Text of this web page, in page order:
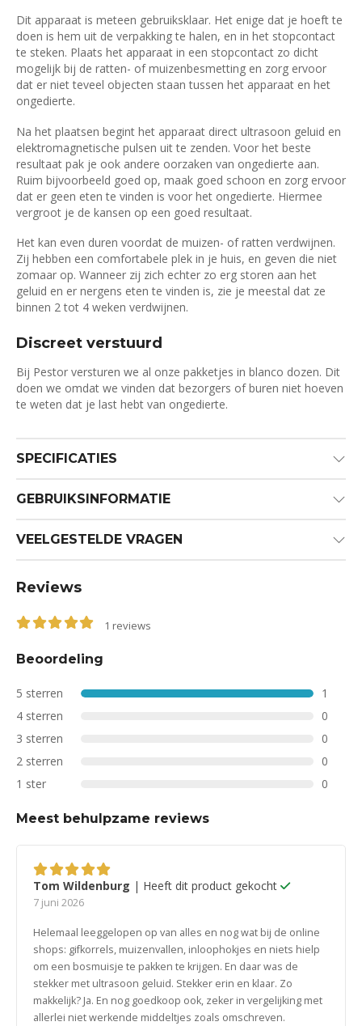
Dit apparaat is meteen gebruiksklaar. Het enige dat je hoeft te
doen is hem uit de verpakking te halen, en in het stopcontact
te steken. Plaats het apparaat in een stopcontact zo dicht
mogelijk bij de ratten- of muizenbesmetting en zorg ervoor
dat er niet teveel objecten staan tussen het apparaat en het
ongedierte.
Na het plaatsen begint het apparaat direct ultrasoon geluid en
elektromagnetische pulsen uit te zenden. Voor het beste
resultaat pak je ook andere oorzaken van ongedierte aan.
Ruim bijvoorbeeld goed op, maak goed schoon en zorg ervoor
dat er geen eten te vinden is voor het ongedierte. Hiermee
vergroot je de kansen op een goed resultaat.
Het kan even duren voordat de muizen- of ratten verdwijnen.
Zij hebben een comfortabele plek in je huis, en geven die niet
zomaar op. Wanneer zij zich echter zo erg storen aan het
geluid en er nergens eten te vinden is, zie je meestal dat ze
binnen 2 tot 4 weken verdwijnen.
Discreet verstuurd
Bij Pestor versturen we al onze pakketjes in blanco dozen. Dit
doen we omdat we vinden dat bezorgers of buren niet hoeven
te weten dat je last hebt van ongedierte.
SPECIFICATIES
GEBRUIKSINFORMATIE
VEELGESTELDE VRAGEN
Reviews
1 reviews
Beoordeling
5 sterren
1
4 sterren
0
3 sterren
0
2 sterren
0
1 ster
0
Meest behulpzame reviews
5van 5
Tom Wildenburg | Heeft dit product gekocht
7 juni 2026
Helemaal leeggelopen op van alles en nog wat bij de online
shops: gifkorrels, muizenvallen, inloophokjes en niets hielp
om een bosmuisje te pakken te krijgen. En daar was de
stekker met ultrasoon geluid. Stekker erin en klaar. Zo
makkelijk? Ja. En nog goedkoop ook, zeker in vergelijking met
allerlei niet werkende middeltjes zoals omschreven.